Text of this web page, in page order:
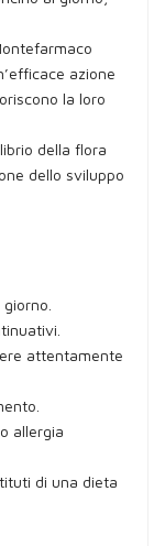
azione
la loro
della flora
dello sviluppo
attentamente
allergia
di una dieta